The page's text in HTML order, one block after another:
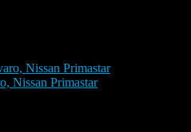
Nissan Primastar